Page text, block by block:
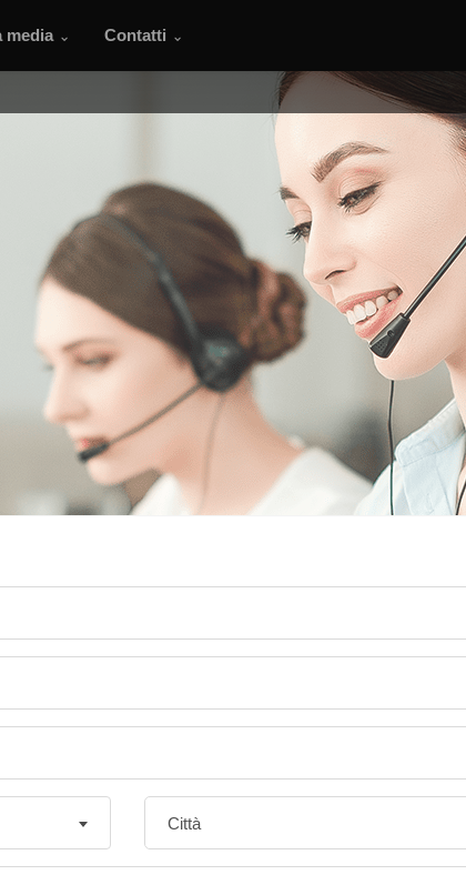
media Contatti